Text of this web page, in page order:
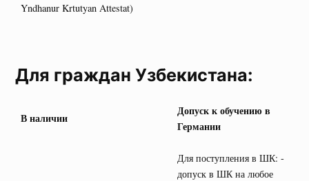
Yndhanur Krtutyan Attestat)
Для граждан Узбекистана:
В наличии
Допуск к обучению в
Германии
Для поступления в ШК: -
допуск в ШК на любое